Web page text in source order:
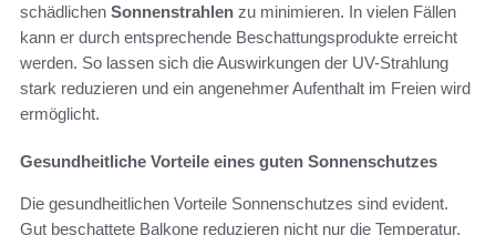
schädlichen Sonnenstrahlen zu minimieren. In vielen Fällen
kann er durch entsprechende Beschattungsprodukte erreicht
werden. So lassen sich die Auswirkungen der UV-Strahlung
stark reduzieren und ein angenehmer Aufenthalt im Freien wird
ermöglicht.
Gesundheitliche Vorteile eines guten Sonnenschutzes
Die gesundheitlichen Vorteile Sonnenschutzes sind evident.
Gut beschattete Balkone reduzieren nicht nur die Temperatur,